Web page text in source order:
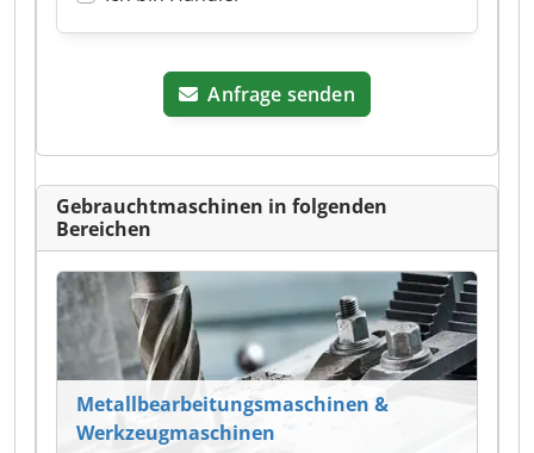
Anfrage senden
Gebrauchtmaschinen in folgenden
Bereichen
Metallbearbeitungsmaschinen &
Werkzeugmaschinen